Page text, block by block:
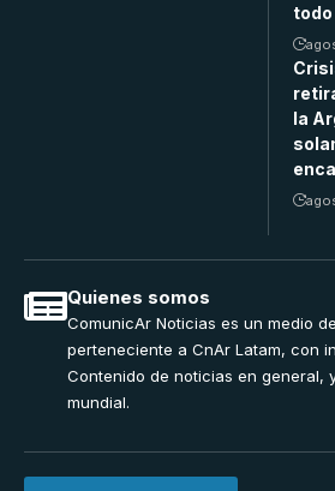
todo
la
Quienes somos
ComunicAr Noticias es un medio
perteneciente a CnAr Latam, con
Contenido de noticias en general,
mundial.